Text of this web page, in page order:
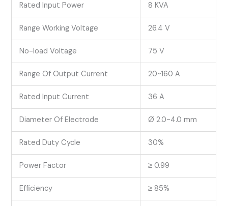
Rated Input Power 8 KVA
Range Working Voltage 26.4 V
No-load Voltage 75 V
Range Of Output Current 20~160 A
Rated Input Current 36 A
Diameter Of Electrode Ø 2.0~4.0 mm
Rated Duty Cycle 30%
Power Factor ≥ 0.99
Efficiency ≥ 85%